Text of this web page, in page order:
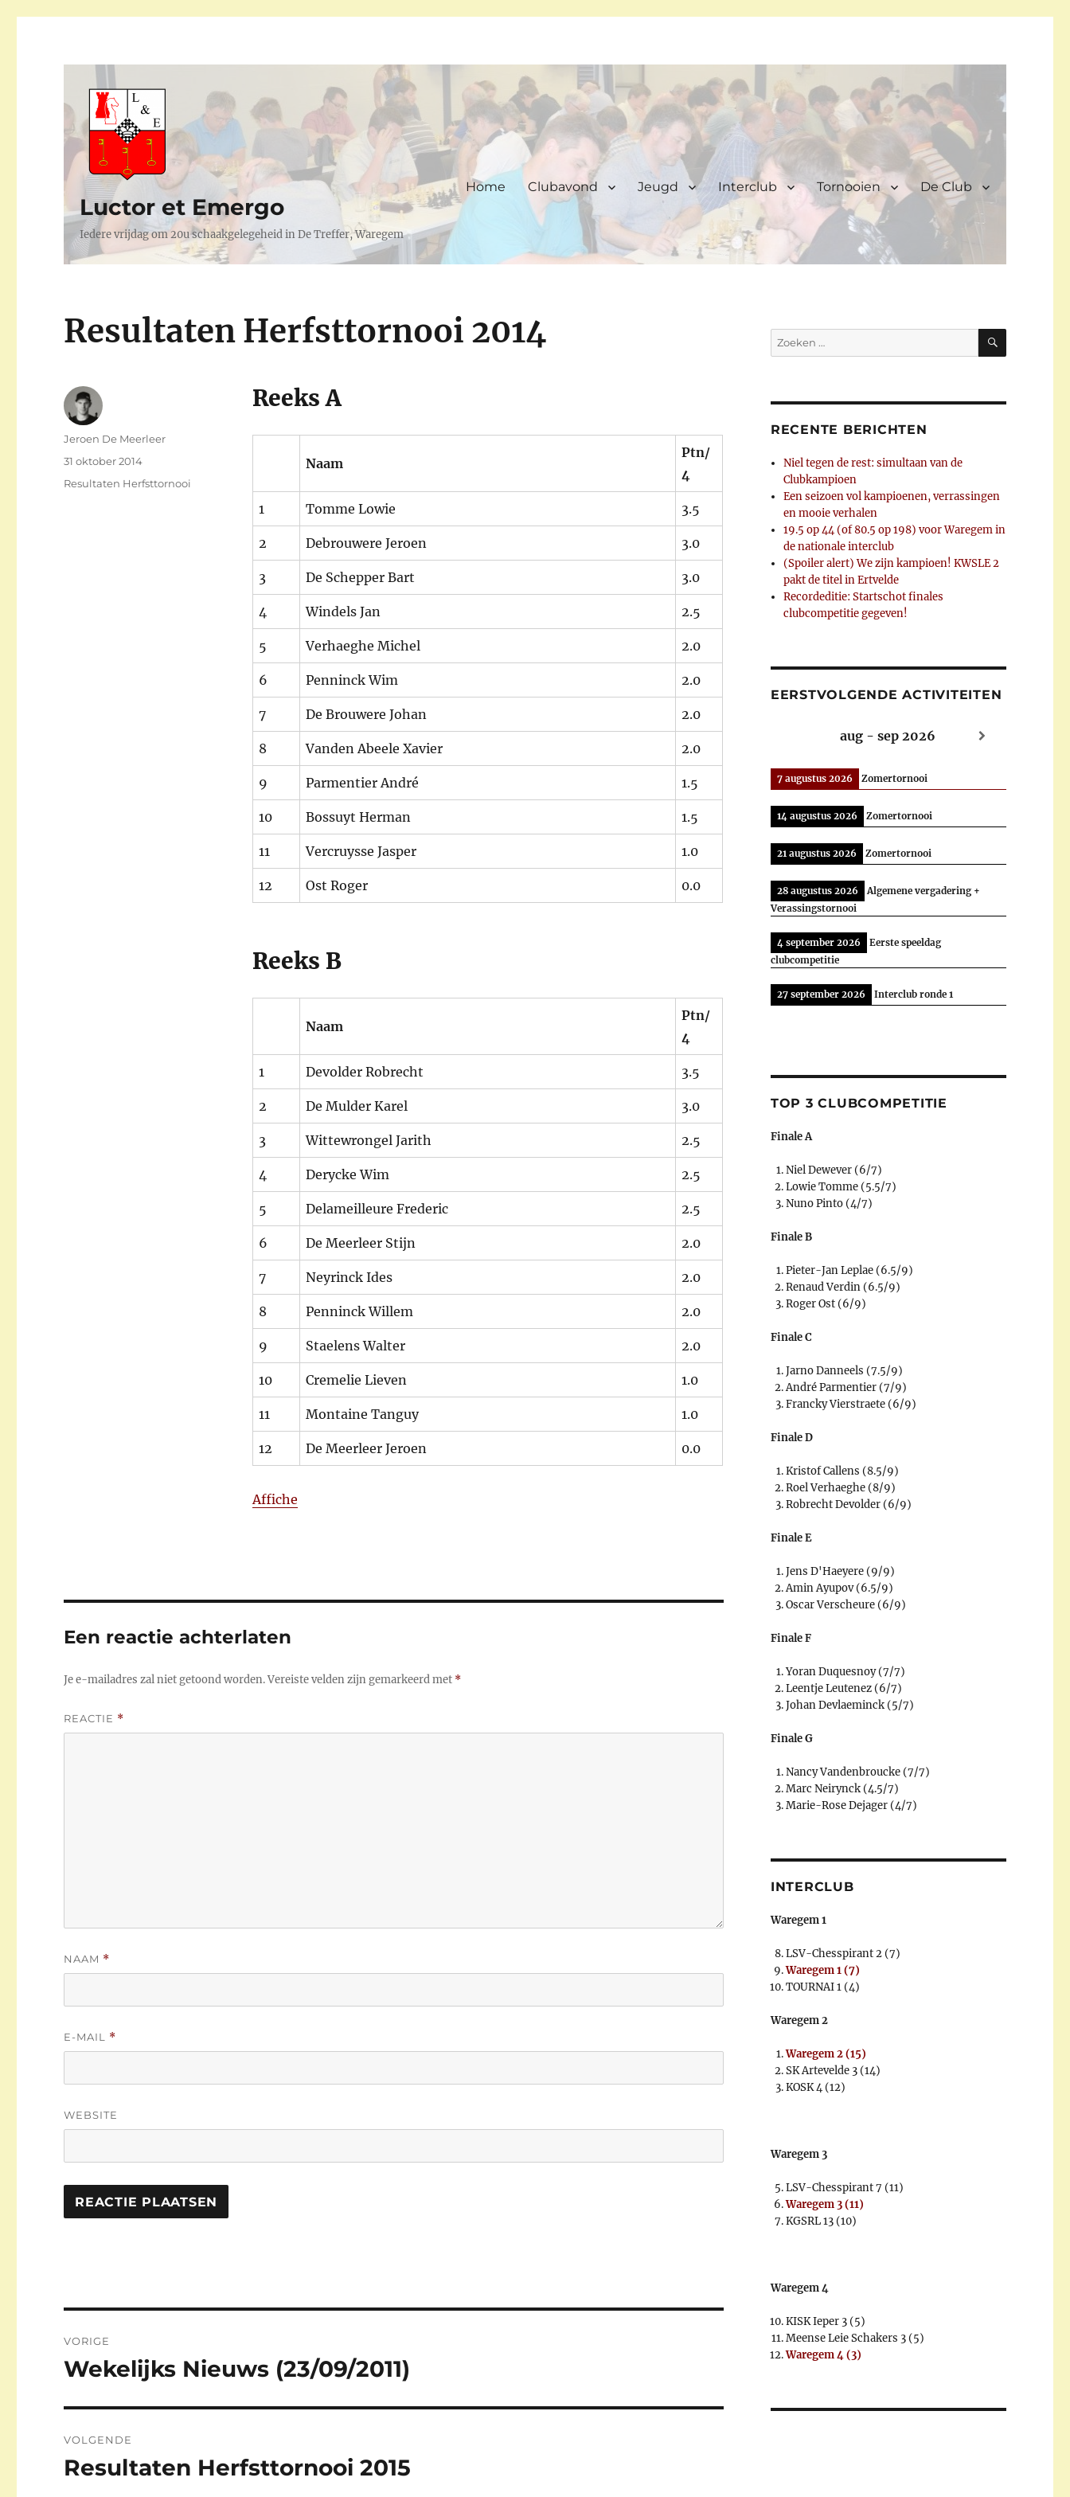
Luctor et Emergo
Iedere vrijdag om 20u schaakgelegeheid in De Treffer, Waregem
Home Clubavond Jeugd Interclub Tornooien De Club
Resultaten Herfsttornooi 2014
Reeks A
Naam
Ptn/
4
1 Tomme Lowie 3.5
2 Debrouwere Jeroen 3.0
3 De Schepper Bart 3.0
4 Windels Jan 2.5
5 Verhaeghe Michel 2.0
6 Penninck Wim 2.0
7 De Brouwere Johan 2.0
8 Vanden Abeele Xavier 2.0
9 Parmentier André 1.5
10 Bossuyt Herman 1.5
11 Vercruysse Jasper 1.0
12 Ost Roger 0.0
Reeks B
Naam
Ptn/
4
1 Devolder Robrecht 3.5
2 De Mulder Karel 3.0
3 Wittewrongel Jarith 2.5
4 Derycke Wim 2.5
5 Delameilleure Frederic 2.5
6 De Meerleer Stijn 2.0
7 Neyrinck Ides 2.0
8 Penninck Willem 2.0
9 Staelens Walter 2.0
10 Cremelie Lieven 1.0
11 Montaine Tanguy 1.0
12 De Meerleer Jeroen 0.0
Affiche
Auteur
Jeroen De Meerleer
Gepubliceerd
31 oktober 2014
Categorieën
Resultaten Herfsttornooi
Een reactie achterlaten
Je e-mailadres zal niet getoond worden.Vereiste velden zijn gemarkeerd met *
REACTIE *
NAAM *
E-MAIL *
WEBSITE
VORIGE
Vorig
Wekelijks Nieuws (23/09/2011)
VOLGENDE
Volgend
Resultaten Herfsttornooi 2015
Zoeken
naar:
ZOEKEN
RECENTE BERICHTEN
Niel tegen de rest: simultaan van de
Clubkampioen
Een seizoen vol kampioenen, verrassingen
en mooie verhalen
19.5 op 44 (of 80.5 op 198) voor Waregem in
de nationale interclub
(Spoiler alert) We zijn kampioen! KWSLE 2
pakt de titel in Ertvelde
Recordeditie: Startschot finales
clubcompetitie gegeven!
EERSTVOLGENDE ACTIVITEITEN
aug - sep 2026
7 augustus 2026 Zomertornooi
14 augustus 2026 Zomertornooi
21 augustus 2026 Zomertornooi
28 augustus 2026
Algemene vergadering +
Verassingstornooi
4 september 2026
Eerste speeldag
clubcompetitie
27 september 2026 Interclub ronde 1
TOP 3 CLUBCOMPETITIE
Finale A
Niel Dewever (6/7)
Lowie Tomme (5.5/7)
Nuno Pinto (4/7)
Finale B
Pieter-Jan Leplae (6.5/9)
Renaud Verdin (6.5/9)
Roger Ost (6/9)
Finale C
Jarno Danneels (7.5/9)
André Parmentier (7/9)
Francky Vierstraete (6/9)
Finale D
Kristof Callens (8.5/9)
Roel Verhaeghe (8/9)
Robrecht Devolder (6/9)
Finale E
Jens D'Haeyere (9/9)
Amin Ayupov (6.5/9)
Oscar Verscheure (6/9)
Finale F
Yoran Duquesnoy (7/7)
Leentje Leutenez (6/7)
Johan Devlaeminck (5/7)
Finale G
Nancy Vandenbroucke (7/7)
Marc Neirynck (4.5/7)
Marie-Rose Dejager (4/7)
INTERCLUB
Waregem 1
LSV-Chesspirant 2 (7)
Waregem 1 (7)
TOURNAI 1 (4)
Waregem 2
Waregem 2 (15)
SK Artevelde 3 (14)
KOSK 4 (12)
Waregem 3
LSV-Chesspirant 7 (11)
Waregem 3 (11)
KGSRL 13 (10)
Waregem 4
KISK Ieper 3 (5)
Meense Leie Schakers 3 (5)
Waregem 4 (3)